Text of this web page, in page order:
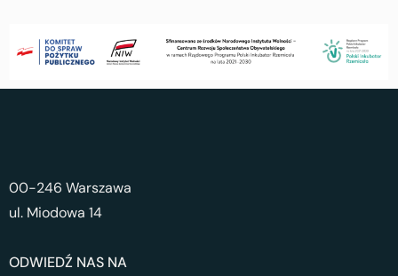
00-246 Warszawa
ul. Miodowa 14
ODWIEDŹ NAS NA